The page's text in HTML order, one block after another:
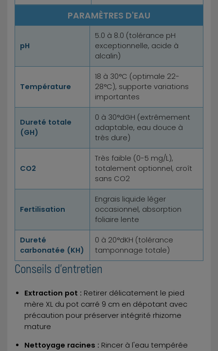
PARAMÈTRES D'EAU
pH
5.0 à 8.0 (tolérance pH
exceptionnelle, acide à
alcalin)
Température
18 à 30°C (optimale 22-
28°C), supporte variations
importantes
Dureté totale
(GH)
0 à 30°dGH (extrêmement
adaptable, eau douce à
très dure)
CO2
Très faible (0-5 mg/L),
totalement optionnel, croît
sans CO2
Fertilisation
Engrais liquide léger
occasionnel, absorption
foliaire lente
Dureté
carbonatée (KH)
0 à 20°dKH (tolérance
tamponnage totale)
Conseils d'entretien
Extraction pot : Retirer délicatement le pied
mère XL du pot carré 9 cm en dépotant avec
précaution pour préserver intégrité rhizome
mature
Nettoyage racines : Rincer à l'eau tempérée